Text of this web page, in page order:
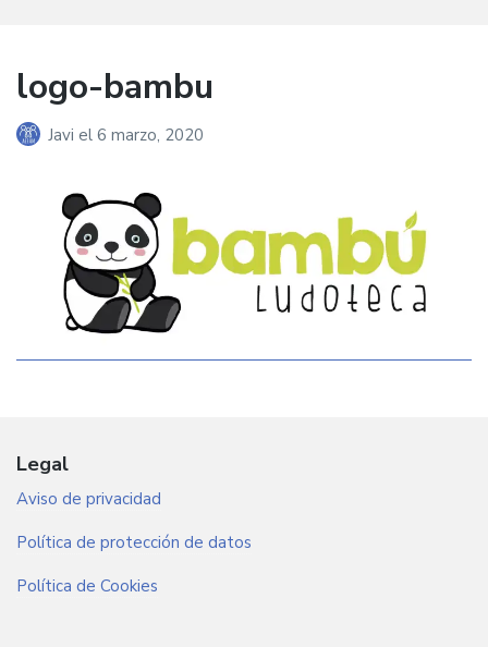
logo-bambu
Javi el 6 marzo, 2020
Legal
Aviso de privacidad
Política de protección de datos
Política de Cookies